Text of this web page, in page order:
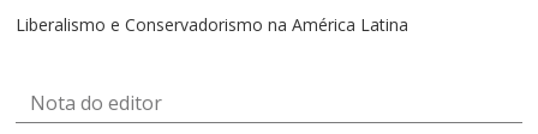
Liberalismo e Conservadorismo na América Latina
Nota do editor